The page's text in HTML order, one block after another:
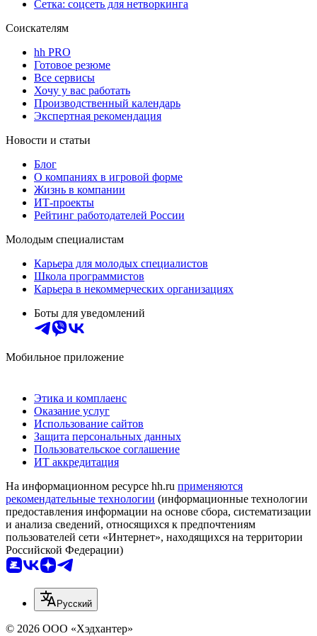
Сетка: соцсеть для нетворкинга
Соискателям
hh PRO
Готовое резюме
Все сервисы
Хочу у вас работать
Производственный календарь
Экспертная рекомендация
Новости и статьи
Блог
О компаниях в игровой форме
Жизнь в компании
ИТ-проекты
Рейтинг работодателей России
Молодым специалистам
Карьера для молодых специалистов
Школа программистов
Карьера в некоммерческих организациях
Боты для уведомлений
Мобильное приложение
Этика и комплаенс
Оказание услуг
Использование сайтов
Защита персональных данных
Пользовательское соглашение
ИТ аккредитация
На информационном ресурсе hh.ru применяются
рекомендательные технологии (информационные технологии
предоставления информации на основе сбора, систематизации
и анализа сведений, относящихся к предпочтениям
пользователей сети «Интернет», находящихся на территории
Российской Федерации)
Русский
© 2026 ООО «Хэдхантер»